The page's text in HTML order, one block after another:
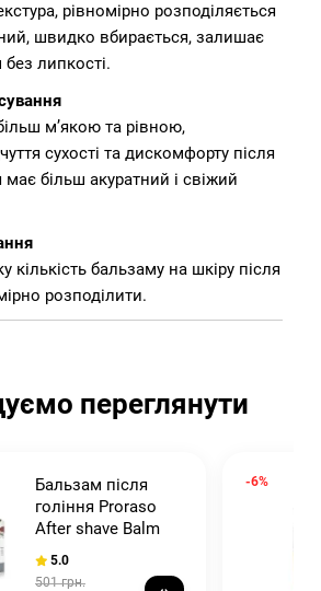
рівномірно розподіляється
швидко вбирається, залишає
липкості.
м’якою та рівною,
сухості та дискомфорту після
має більш акуратний і свіжий
кількість бальзаму на шкіру після
розподілити.
переглянути
Бальзам після
гоління Proraso
After shave Balm
Protective Aloe
100ML
5.0
501 грн.
-6%